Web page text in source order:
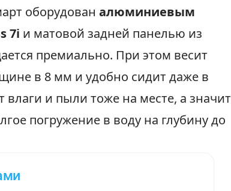
оборудован алюминиевым
7i и матовой задней панелью из
премиально. При этом весит
в 8 мм и удобно сидит даже в
влаги и пыли тоже на месте, а значит
погружение в воду на глубину до